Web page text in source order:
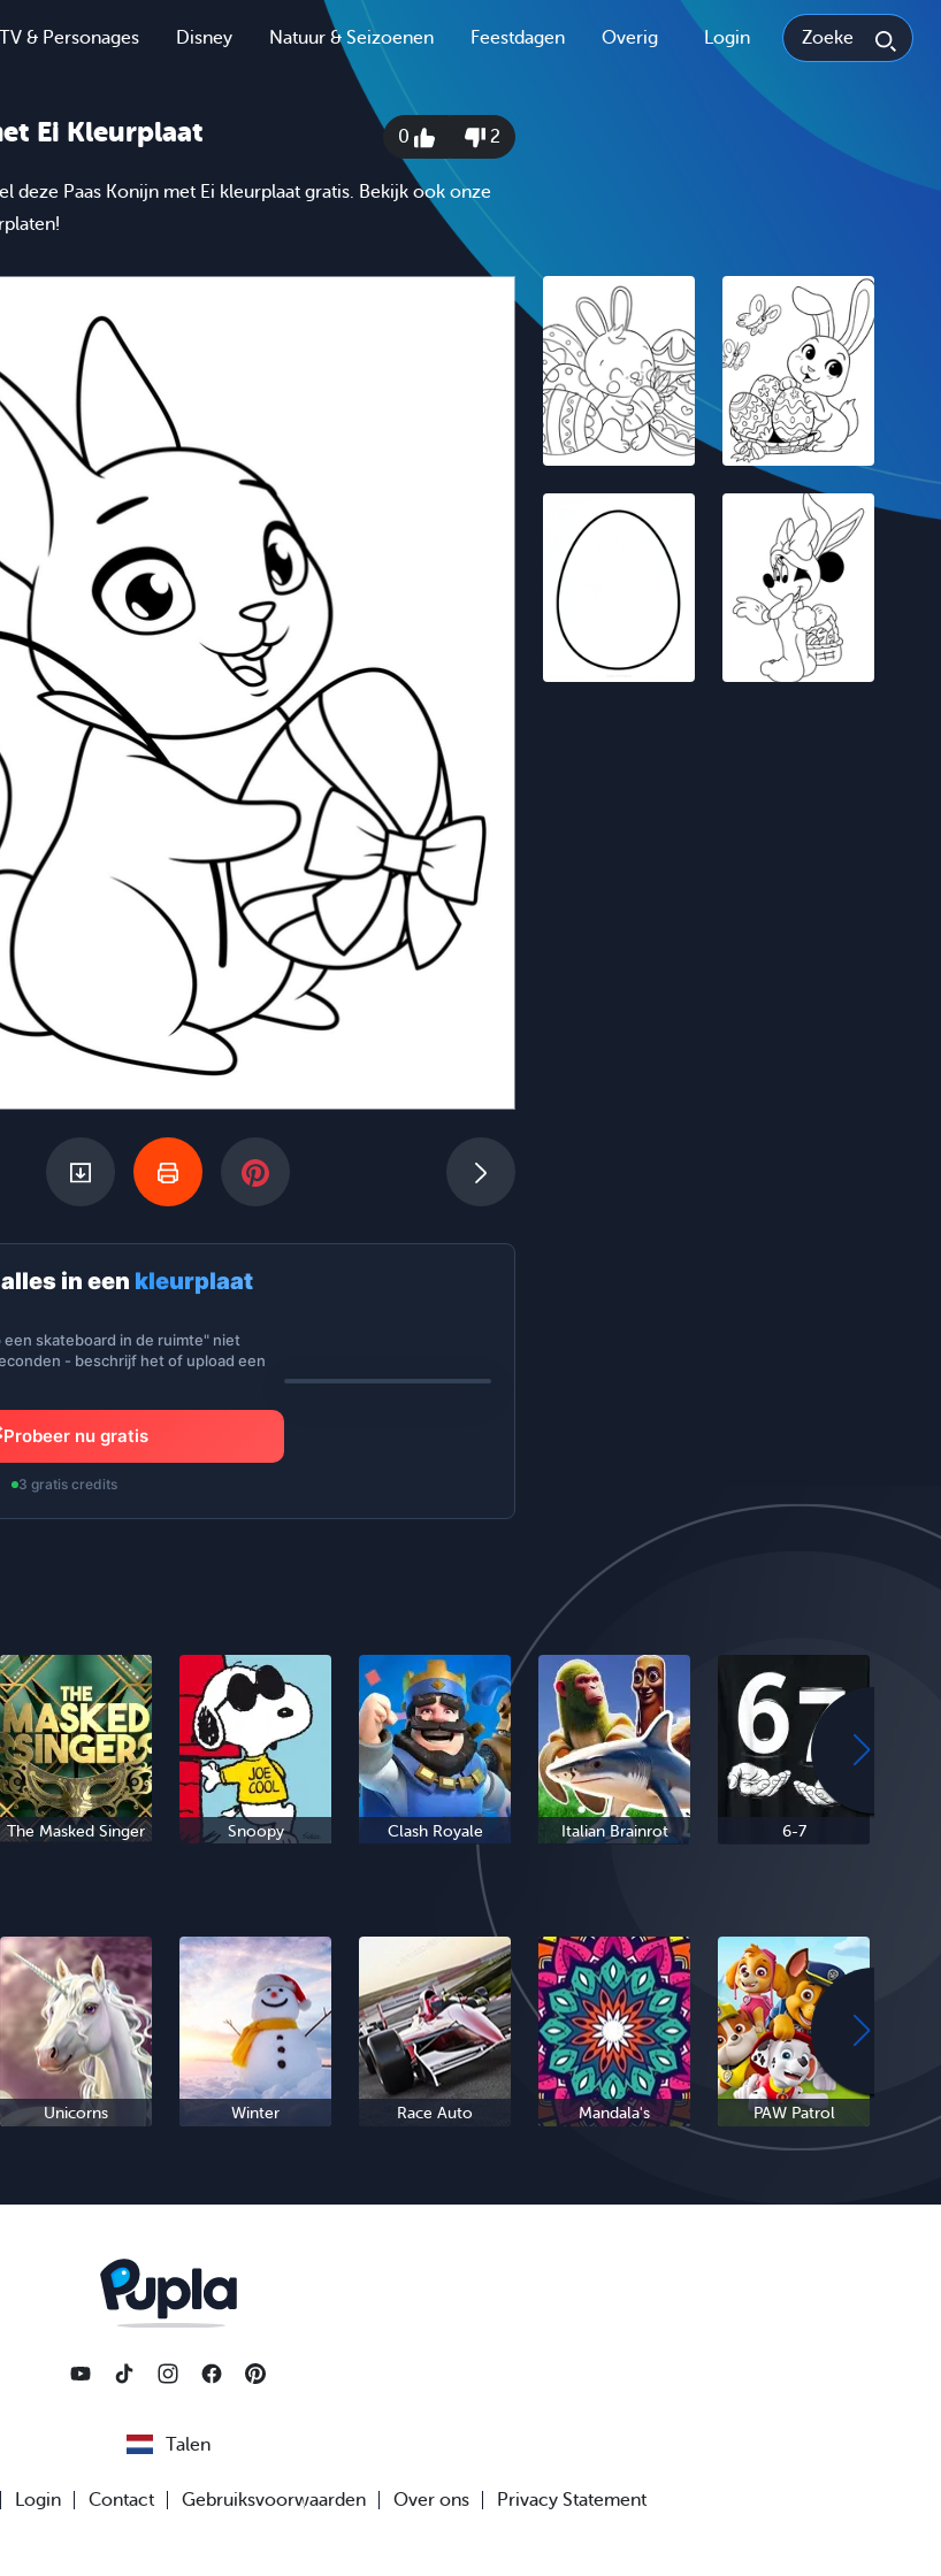
TV & Personages Disney Natuur & Seizoenen Feestdagen Overig Login
Ei Kleurplaat 0 2
deze Paas Konijn met Ei kleurplaat gratis. Bekijk ook onze
in een kleurplaat
een skateboard in de ruimte" niet
- beschrijf het of upload een
Probeer nu gratis
3 gratis credits
The Masked Singer Snoopy Clash Royale Italian Brainrot 6-7
Unicorns Winter Race Auto Mandala's PAW Patrol
Talen
Login Contact Gebruiksvoorwaarden Over ons Privacy Statement